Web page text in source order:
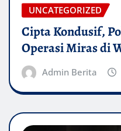
UNCATEGORIZED
Cipta Kondusif,
Operasi Miras di
Admin Berita